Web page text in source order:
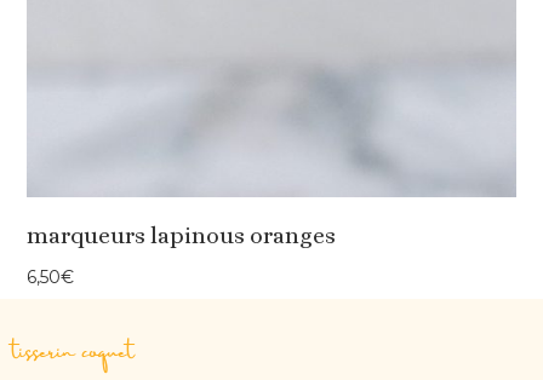
marqueurs lapinous oranges
6,50€
tisserin coquet